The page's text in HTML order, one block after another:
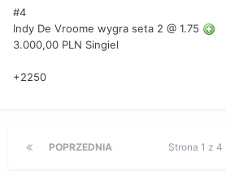
#4
Indy De Vroome wygra seta 2 @ 1.75
3.000,00 PLN Singiel
+2250
POPRZEDNIA Strona 1 z 4